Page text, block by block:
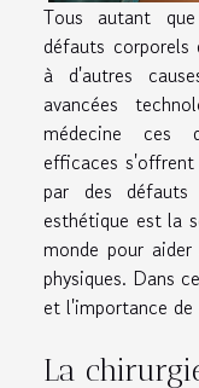
Tous autant
défauts
à d'autres
avancées
médecine ces
efficaces s'offrent
par des
esthétique est la
monde pour
physiques. Dans
et l'importance
La